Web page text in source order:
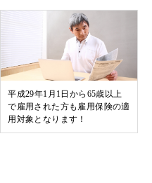
平成29年1月1日から65歳以上
で雇用された方も雇用保険の適
用対象となります！